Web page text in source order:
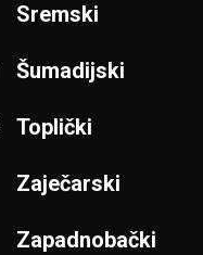
Sremski
Šumadijski
Toplički
Zaječarski
Zapadnobački